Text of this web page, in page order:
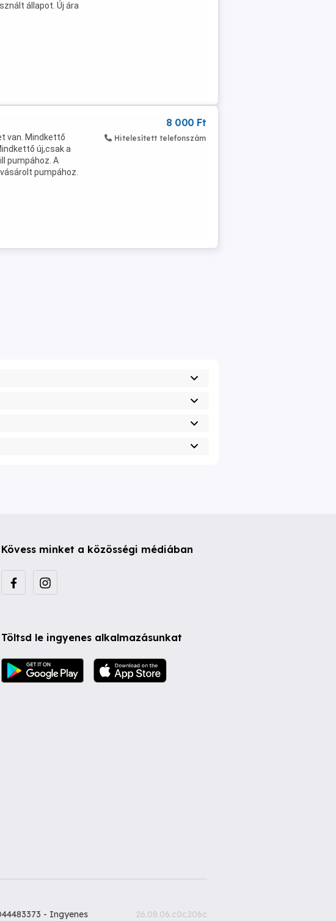
állapot. Új ára
van. Mindkettő
új,csak a
pumpához. A
pumpához.
8 000 Ft
Hitelesített telefonszám
Kövess minket a közösségi médiában
Töltsd le ingyenes alkalmazásunkat
- Ingyenes
26.08.06.c0c206c